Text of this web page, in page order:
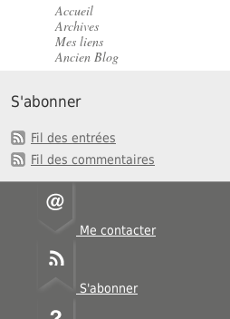
Accueil
Archives
Mes liens
Ancien Blog
S'abonner
Fil des entrées
Fil des commentaires
Me contacter
S'abonner